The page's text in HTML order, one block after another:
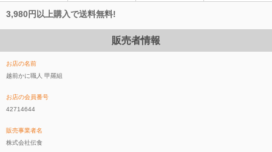
3,980円以上購入で送料無料!
販売者情報
お店の名前
越前かに職人 甲羅組
お店の会員番号
42714644
販売事業者名
株式会社伝食